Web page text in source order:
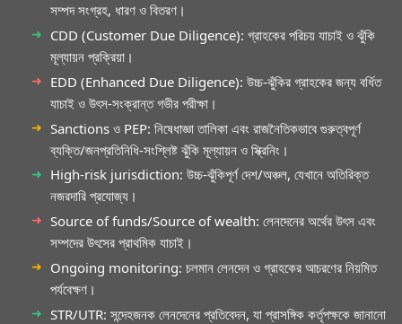
সম্পদ সংগ্রহ, ধারণ ও বিতরণ।
CDD (Customer Due Diligence): গ্রাহকের পরিচয় যাচাই ও ঝুঁকি
মূল্যায়ন প্রক্রিয়া।
EDD (Enhanced Due Diligence): উচ্চ‑ঝুঁকির গ্রাহকের জন্য বর্ধিত
যাচাই ও উৎস‑সংক্রান্ত গভীর পরীক্ষা।
Sanctions ও PEP: নিষেধাজ্ঞা তালিকা এবং রাজনৈতিকভাবে গুরুত্বপূর্ণ
ব্যক্তি/জনপ্রতিনিধি‑সংশ্লিষ্ট ঝুঁকি মূল্যায়ন ও স্ক্রিনিং।
High-risk jurisdiction: উচ্চ‑ঝুঁকিপূর্ণ দেশ/অঞ্চল, যেখানে অতিরিক্ত
নজরদারি প্রযোজ্য।
Source of funds/Source of wealth: লেনদেনের অর্থের উৎস এবং
সম্পদের উৎসের প্রাথমিক যাচাই।
Ongoing monitoring: চলমান লেনদেন ও গ্রাহকের আচরণের নিয়মিত
পর্যবেক্ষণ।
STR/UTR: সন্দেহজনক লেনদেনের প্রতিবেদন, যা প্রাসঙ্গিক কর্তৃপক্ষকে জানানো